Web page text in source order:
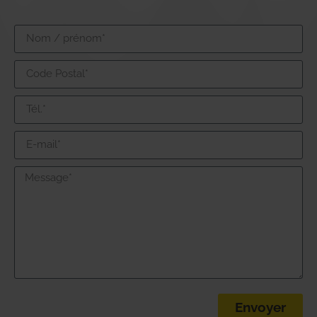
Envoyer